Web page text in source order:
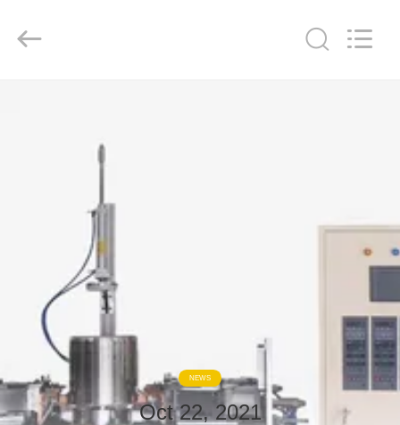
ΠΡΟΪΌΝΤΑ
ΠΕΡΊΠΟΥ
ΓΎΡΟΣ
ΕΡΓΟΣΤΑΣΊΩΝ
ΠΟΙΟΤΙΚΌΣ
ΈΛΕΓΧΟΣ
INC..
NEWS
Oct 22, 2021